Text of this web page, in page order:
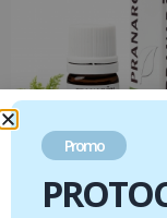
Zanahoria – 5ml
Promo